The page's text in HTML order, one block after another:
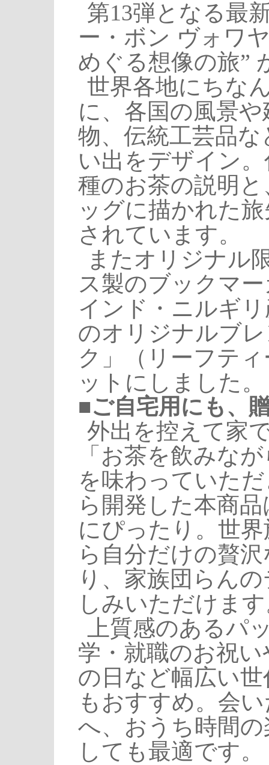
第13弾となる最
ー・ボン ヴォワ
めぐる想像の旅”
世界各地にちな
に、各国の風景
物、伝統工芸品
い出をデザイン
種のお茶の説明
ッグに描かれた
されています。
またオリジナル
ス製のブックマ
インド・ニルギ
のオリジナルブ
ク」（リーフテ
ットにしました。
■ご自宅用にも、
外出を控えて家
「お茶を飲みな
を味わっていた
ら開発した本商
にぴったり。世
ら自分だけの贅
り、家族団らん
しみいただけま
上質感のあるパ
学・就職のお祝
の日など幅広い
もおすすめ。会
へ、おうち時間
しても最適です。